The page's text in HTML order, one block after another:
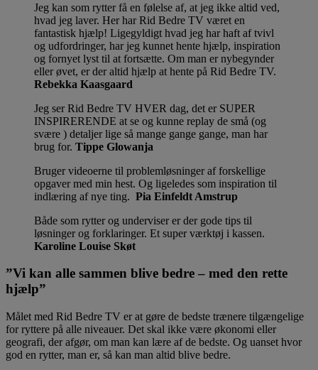
Jeg kan som rytter få en følelse af, at jeg ikke altid ved,
hvad jeg laver. Her har Rid Bedre TV været en
fantastisk hjælp! Ligegyldigt hvad jeg har haft af tvivl
og udfordringer, har jeg kunnet hente hjælp, inspiration
og fornyet lyst til at fortsætte. Om man er nybegynder
eller øvet, er der altid hjælp at hente på Rid Bedre TV.
Rebekka Kaasgaard
Jeg ser Rid Bedre TV HVER dag, det er SUPER
INSPIRERENDE at se og kunne replay de små (og
svære ) detaljer lige så mange gange gange, man har
brug for. Tippe Glowanja
Bruger videoerne til problemløsninger af forskellige
opgaver med min hest. Og ligeledes som inspiration til
indlæring af nye ting. Pia Einfeldt Amstrup
Både som rytter og underviser er der gode tips til
løsninger og forklaringer. Et super værktøj i kassen.
Karoline Louise Skøt
”Vi kan alle sammen blive bedre – med den rette
hjælp”
Målet med Rid Bedre TV er at gøre de bedste trænere tilgængelige
for ryttere på alle niveauer. Det skal ikke være økonomi eller
geografi, der afgør, om man kan lære af de bedste. Og uanset hvor
god en rytter, man er, så kan man altid blive bedre.